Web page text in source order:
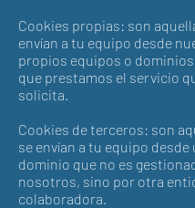
Cookies propias: son
envían a tu equipo desde
propios equipos o dominios
que prestamos el servicio
solicita.
Cookies de terceros: son
se envían a tu equipo desde
dominio que no es
nosotros, sino por otra
colaboradora.